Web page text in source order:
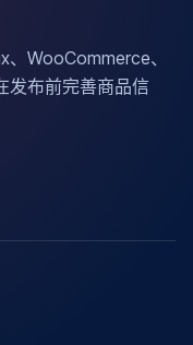
WooCommerce、
发布前完善商品信